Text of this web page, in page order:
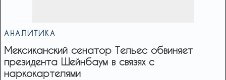
АНАЛИТИКА
Мексиканский сенатор Тельес обвиняет
президента Шейнбаум в связях с
наркокартелями